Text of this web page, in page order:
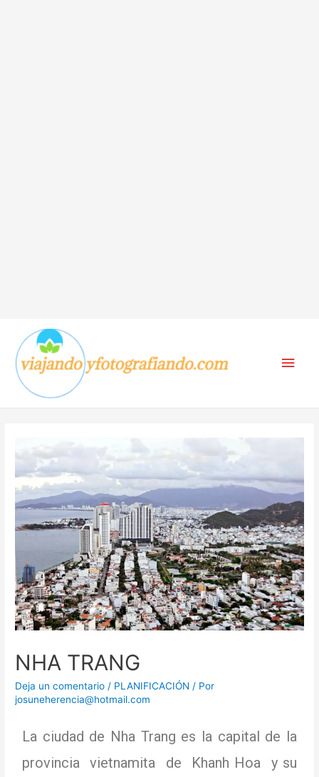
NHA TRANG
Deja un comentario / PLANIFICACIÓN / Por
josuneherencia@hotmail.com
La ciudad de Nha Trang es la capital de la
provinciavietnamita de Khanh Hoa
y su